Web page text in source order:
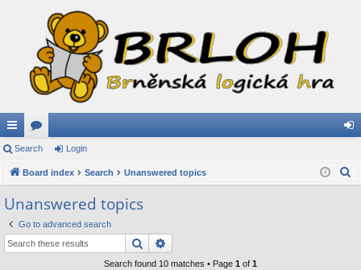
ui
ck
lin
ks
or
u
s
in
Search Login
Board index Search Unanswered topics
Unanswered topics
Go to advanced search
Search
Search found 10 matches • Page 1 of 1